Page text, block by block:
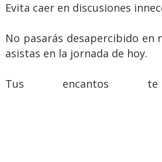
Evita caer en discusiones
No pasarás desapercibido en
asistas en la jornada de hoy.
Tus encantos te